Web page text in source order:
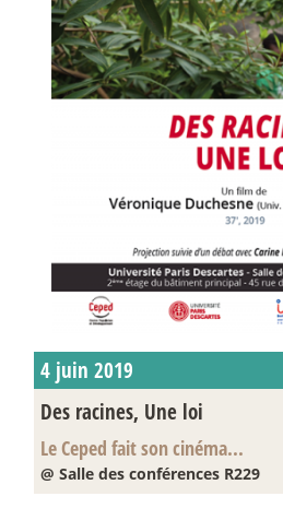
4 juin 2019
Des racines, Une loi
Le Ceped fait son cinéma...
@ Salle des conférences R229